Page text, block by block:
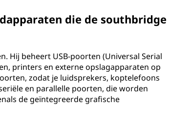
die de southbridge
Hij beheert USB-poorten (Universal Serial
printers en externe opslagapparaten op
zodat je luidsprekers, koptelefoons
en parallelle poorten, die worden
de geïntegreerde grafische